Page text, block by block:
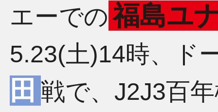
エーでの 福島ユ
5.23(土)14時、ド
田 戦で、J2J3百